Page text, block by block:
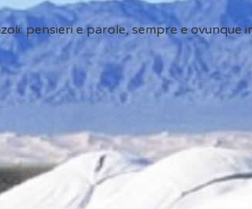
pensieri e parole, sempre e ovunque